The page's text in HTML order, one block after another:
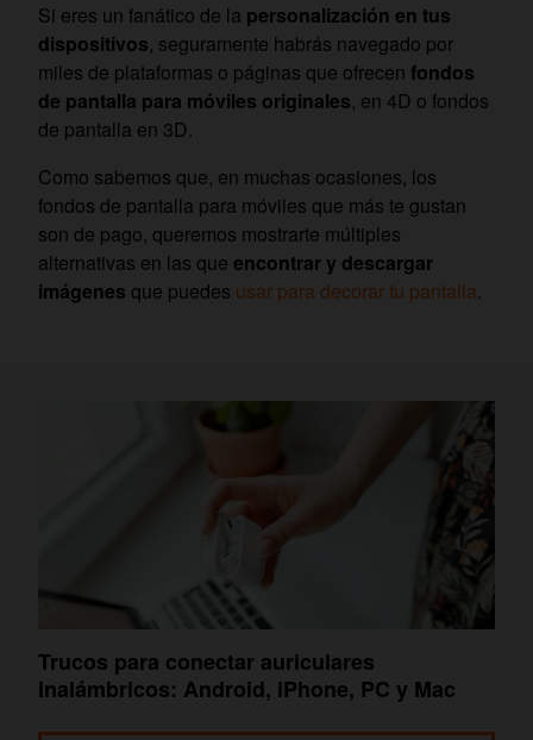
Si eres un fanático de la personalización en tus
dispositivos, seguramente habrás navegado por
miles de plataformas o páginas que ofrecen fondos
de pantalla para móviles originales, en 4D o fondos
de pantalla en 3D.
Como sabemos que, en muchas ocasiones, los
fondos de pantalla para móviles que más te gustan
son de pago, queremos mostrarte múltiples
alternativas en las que encontrar y descargar
imágenes que puedes usar para decorar tu pantalla.
Trucos para conectar auriculares
inalámbricos: Android, iPhone, PC y Mac